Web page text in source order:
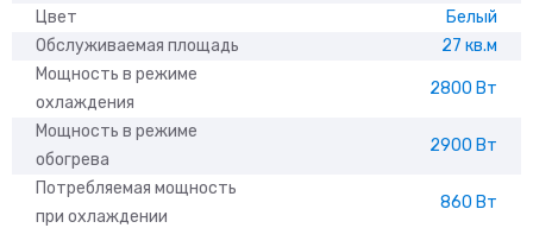
Цвет
Белый
Обслуживаемая площадь
27 кв.м
Мощность в режиме
охлаждения
2800 Вт
Мощность в режиме
обогрева
2900 Вт
Потребляемая мощность
при охлаждении
860 Вт